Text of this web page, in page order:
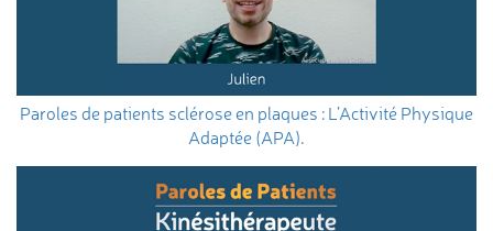
Paroles de patients sclérose en plaques : L’Activité Physique
Adaptée (APA).